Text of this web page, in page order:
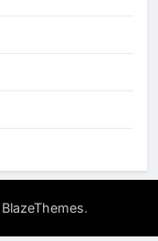
BlazeThemes.